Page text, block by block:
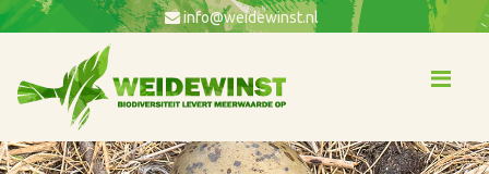
info@weidewinst.nl